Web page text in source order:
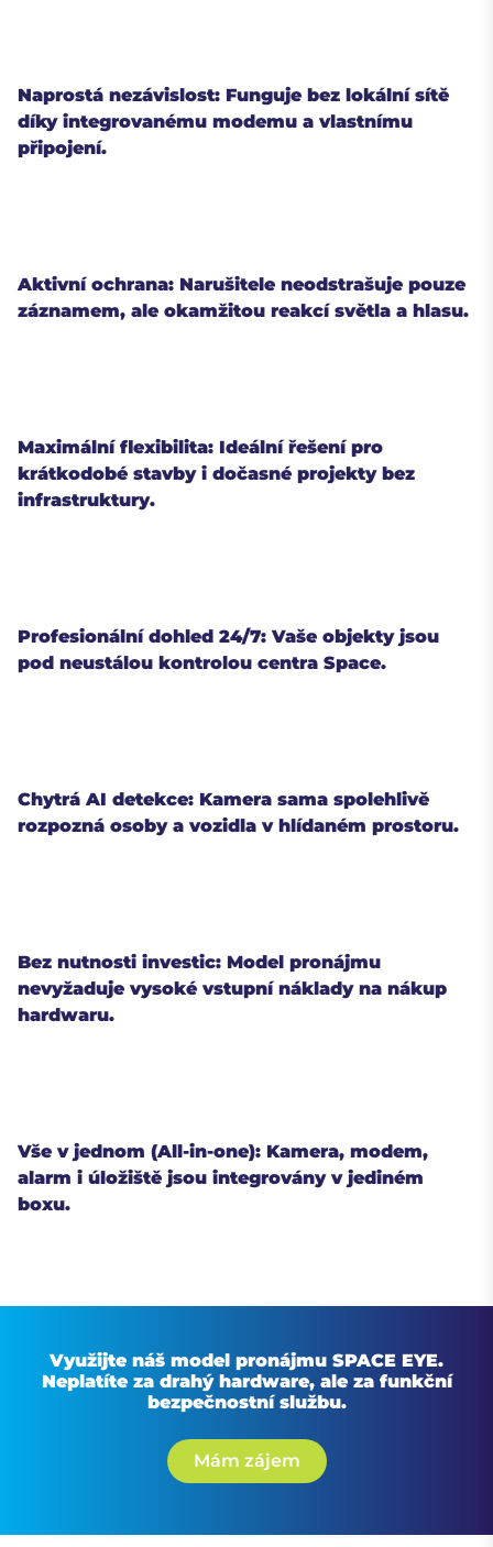
Naprostá nezávislost: Funguje bez lokální sítě
díky integrovanému modemu a vlastnímu
připojení.
Aktivní ochrana: Narušitele neodstrašuje pouze
záznamem, ale okamžitou reakcí světla a hlasu.
Maximální flexibilita: Ideální řešení pro
krátkodobé stavby i dočasné projekty bez
infrastruktury.
Profesionální dohled 24/7: Vaše objekty jsou
pod neustálou kontrolou centra Space.
Chytrá AI detekce: Kamera sama spolehlivě
rozpozná osoby a vozidla v hlídaném prostoru.
Bez nutnosti investic: Model pronájmu
nevyžaduje vysoké vstupní náklady na nákup
hardwaru.
Vše v jednom (All-in-one): Kamera, modem,
alarm i úložiště jsou integrovány v jediném
boxu.
Využijte náš model pronájmu SPACE EYE.
Neplatíte za drahý hardware, ale za funkční
bezpečnostní službu.
Mám zájem